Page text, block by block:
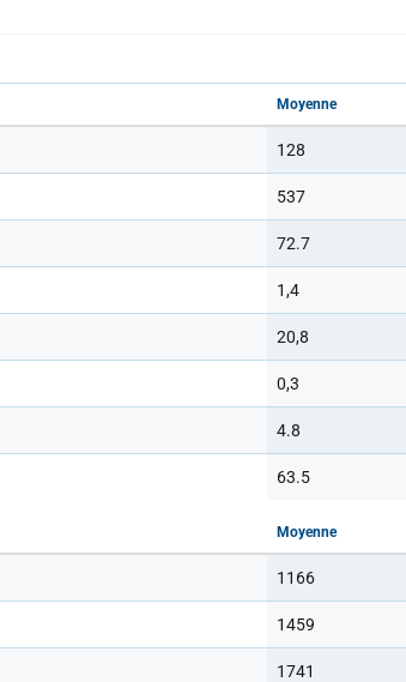
Moyenne
128
537
72.7
1,4
20,8
0,3
4.8
63.5
Moyenne
1166
1459
1741